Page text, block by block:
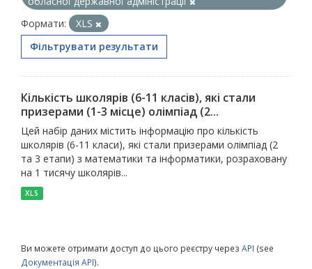
Формати:
XLS
Фільтрувати результати
Кількість школярів (6-11 класів), які стали
призерами (1-3 місце) олімпіад (2...
Цей набір даних містить інформацію про кількість
школярів (6-11 класи), які стали призерами олімпіад (2
та 3 етапи) з математики та інформатики, розраховану
на 1 тисячу школярів...
XLS
Ви можете отримати доступ до цього реєстру через API (see
Документація API).